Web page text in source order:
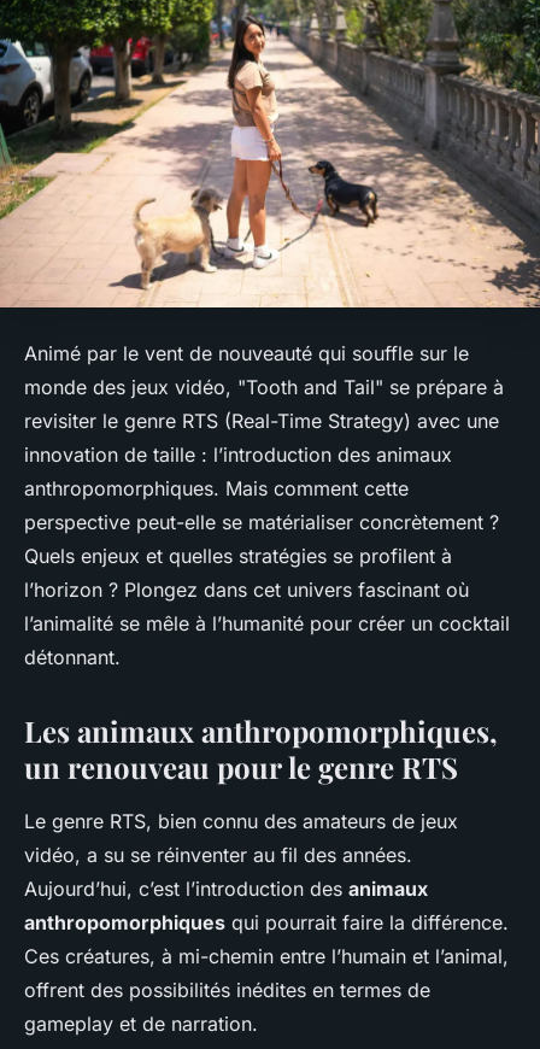
Animé par le vent de nouveauté qui souffle sur le
monde des jeux vidéo, "Tooth and Tail" se prépare à
revisiter le genre RTS (Real-Time Strategy) avec une
innovation de taille : l’introduction des animaux
anthropomorphiques. Mais comment cette
perspective peut-elle se matérialiser concrètement ?
Quels enjeux et quelles stratégies se profilent à
l’horizon ? Plongez dans cet univers fascinant où
l’animalité se mêle à l’humanité pour créer un cocktail
détonnant.
Les animaux anthropomorphiques,
un renouveau pour le genre RTS
Le genre RTS, bien connu des amateurs de jeux
vidéo, a su se réinventer au fil des années.
Aujourd’hui, c’est l’introduction des animaux
anthropomorphiques qui pourrait faire la différence.
Ces créatures, à mi-chemin entre l’humain et l’animal,
offrent des possibilités inédites en termes de
gameplay et de narration.